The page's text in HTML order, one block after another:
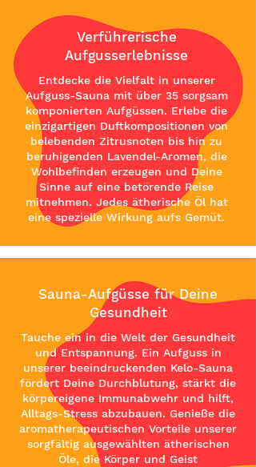
Verführerische
Aufgusserlebnisse
Entdecke die Vielfalt in unserer
Aufguss-Sauna mit über 35 sorgsam
komponierten Aufgüssen. Erlebe die
einzigartigen Duftkompositionen von
belebenden Zitrusnoten bis hin zu
beruhigenden Lavendel-Aromen, die
Wohlbefinden erzeugen und Deine
Sinne auf eine betörende Reise
mitnehmen. Jedes ätherische Öl hat
eine spezielle Wirkung aufs Gemüt.
Sauna-Aufgüsse für Deine
Gesundheit
Tauche ein in die Welt der Gesundheit
und Entspannung. Ein Aufguss in
unserer beeindruckenden Kelo-Sauna
fördert Deine Durchblutung, stärkt die
körpereigene Immunabwehr und hilft,
Alltags-Stress abzubauen. Genieße die
aromatherapeutischen Vorteile unserer
sorgfältig ausgewählten ätherischen
Öle, die Körper und Geist